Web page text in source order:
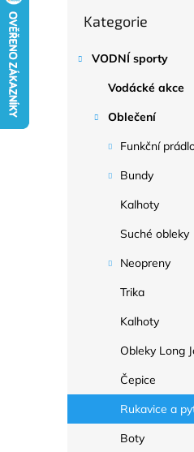
kategorie
Kategorie
VODNÍ sporty
Vodácké akce
Oblečení
Funkční
Bundy
Kalhoty
Suché obleky
Neopreny
Trika
Kalhoty
Obleky Long
Čepice
Rukavice a
Boty